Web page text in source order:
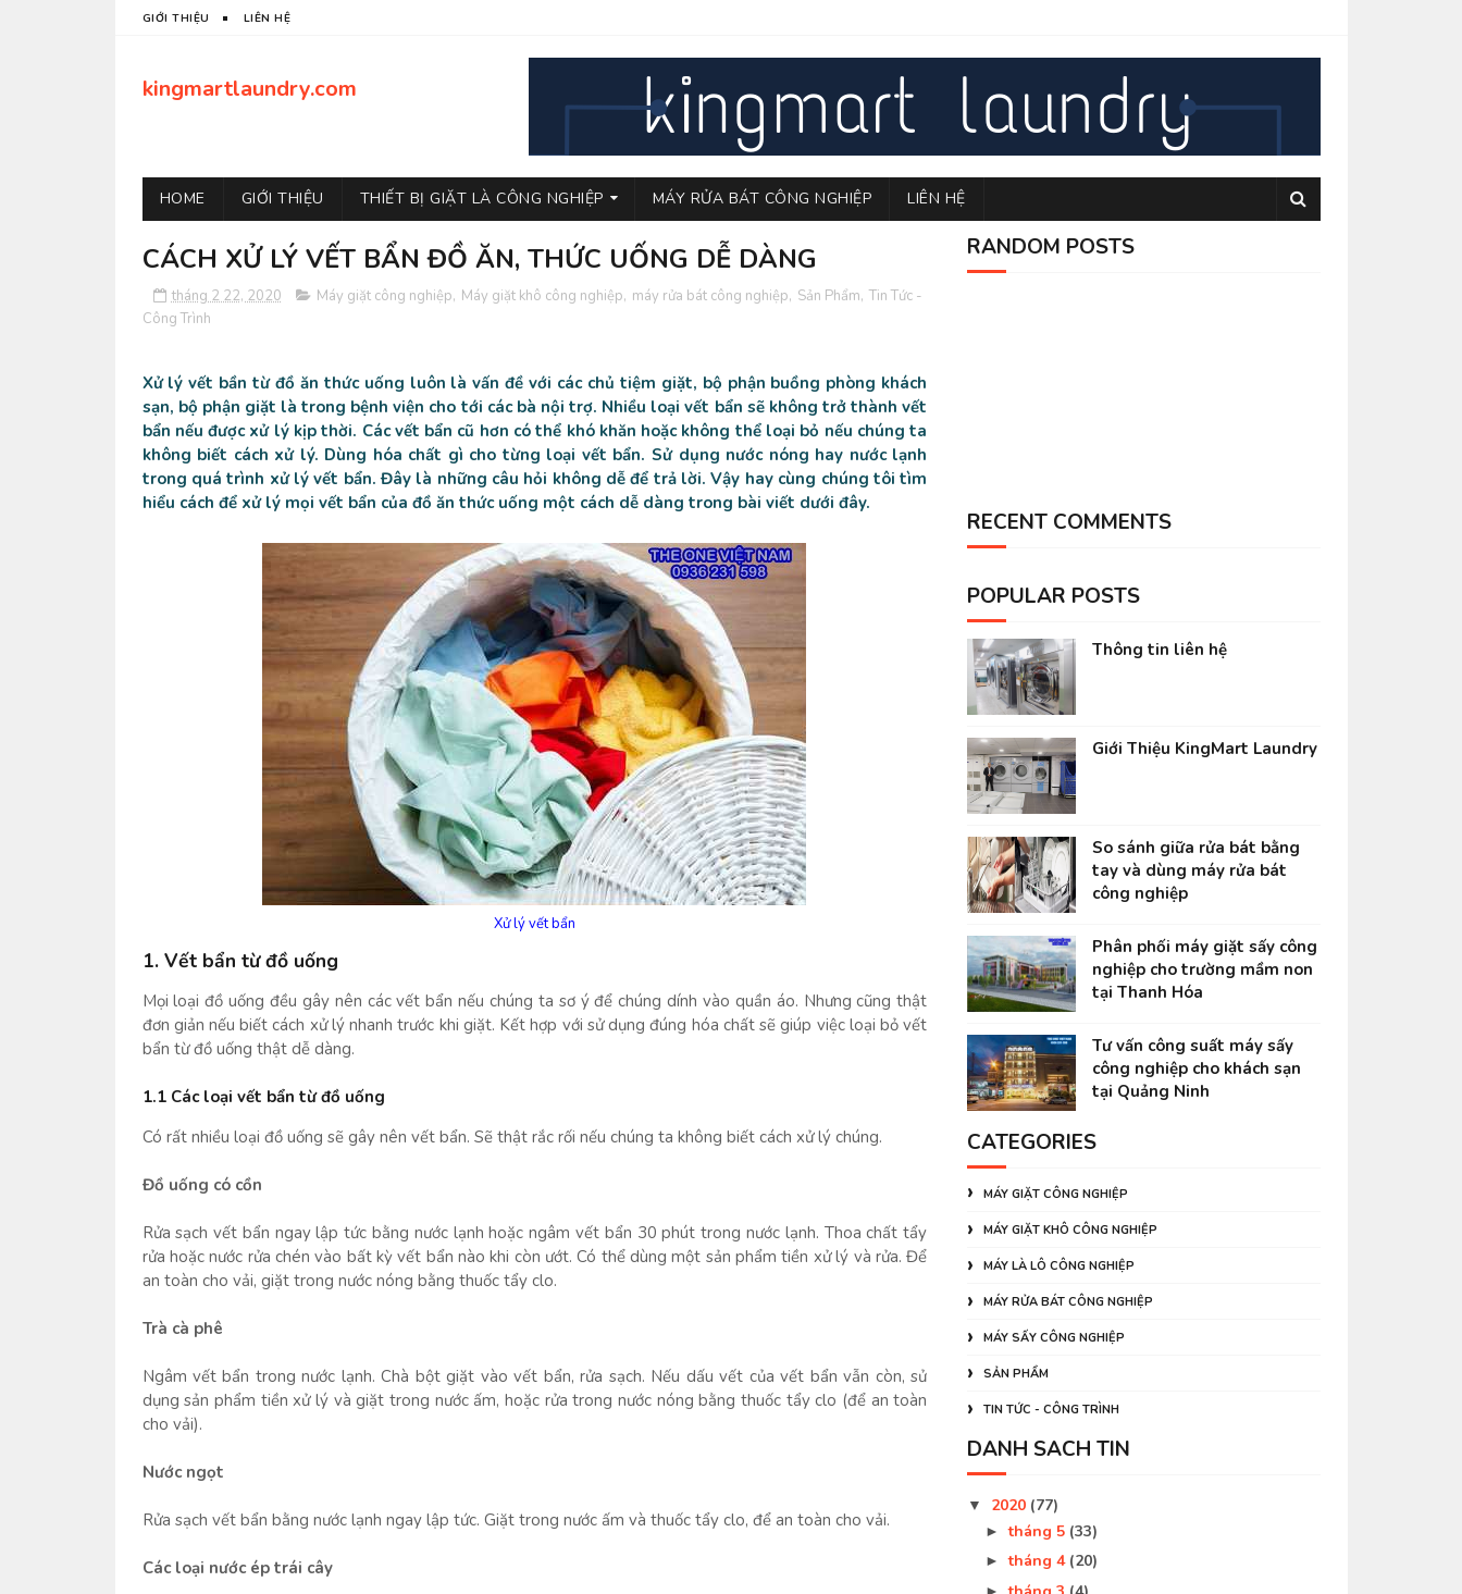
GIỚI THIỆU LIÊN HỆ
kingmartlaundry.com
HOME GIỚI THIỆU THIẾT BỊ GIẶT LÀ CÔNG NGHIỆP MÁY RỬA BÁT CÔNG NGHIỆP LIÊN HỆ
CÁCH XỬ LÝ VẾT BẨN ĐỒ ĂN, THỨC UỐNG DỄ DÀNG
tháng 2 22, 2020 Máy giặt công nghiệp, Máy giặt khô công nghiệp, máy rửa bát công nghiệp, Sản Phẩm, Tin Tức -
Công Trình
Xử lý vết bần từ đồ ăn thức uống luôn là vấn đề với các chủ tiệm giặt, bộ phận buồng phòng khách
sạn, bộ phận giặt là trong bệnh viện cho tới các bà nội trợ. Nhiều loại vết bẩn sẽ không trở thành vết
bẩn nếu được xử lý kịp thời. Các vết bẩn cũ hơn có thể khó khăn hoặc không thể loại bỏ nếu chúng ta
không biết cách xử lý. Dùng hóa chất gì cho từng loại vết bẩn. Sử dụng nước nóng hay nước lạnh
trong quá trình xử lý vết bẩn. Đây là những câu hỏi không dễ để trả lời. Vậy hay cùng chúng tôi tìm
hiểu cách để xử lý mọi vết bẩn của đồ ăn thức uống một cách dễ dàng trong bài viết dưới đây.
Xử lý vết bẩn
1. Vết bẩn từ đồ uống
Mọi loại đồ uống đều gây nên các vết bẩn nếu chúng ta sơ ý để chúng dính vào quần áo. Nhưng cũng thật
đơn giản nếu biết cách xử lý nhanh trước khi giặt. Kết hợp với sử dụng đúng hóa chất sẽ giúp việc loại bỏ vết
bẩn từ đồ uống thật dễ dàng.
1.1 Các loại vết bẩn từ đồ uống
Có rất nhiều loại đồ uống sẽ gây nên vết bẩn. Sẽ thật rắc rối nếu chúng ta không biết cách xử lý chúng.
Đồ uống có cồn
Rửa sạch vết bẩn ngay lập tức bằng nước lạnh hoặc ngâm vết bẩn 30 phút trong nước lạnh. Thoa chất tẩy
rửa hoặc nước rửa chén vào bất kỳ vết bẩn nào khi còn ướt. Có thể dùng một sản phẩm tiền xử lý và rửa. Để
an toàn cho vải, giặt trong nước nóng bằng thuốc tẩy clo.
Trà cà phê
Ngâm vết bẩn trong nước lạnh. Chà bột giặt vào vết bẩn, rửa sạch. Nếu dấu vết của vết bẩn vẫn còn, sử
dụng sản phẩm tiền xử lý và giặt trong nước ấm, hoặc rửa trong nước nóng bằng thuốc tẩy clo (để an toàn
cho vải).
Nước ngọt
Rửa sạch vết bẩn bằng nước lạnh ngay lập tức. Giặt trong nước ấm và thuốc tẩy clo, để an toàn cho vải.
Các loại nước ép trái cây
RANDOM POSTS
RECENT COMMENTS
POPULAR POSTS
Thông tin liên hệ
Giới Thiệu KingMart Laundry
So sánh giữa rửa bát bằng
tay và dùng máy rửa bát
công nghiệp
Phân phối máy giặt sấy công
nghiệp cho trường mầm non
tại Thanh Hóa
Tư vấn công suất máy sấy
công nghiệp cho khách sạn
tại Quảng Ninh
CATEGORIES
MÁY GIẶT CÔNG NGHIỆP
MÁY GIẶT KHÔ CÔNG NGHIỆP
MÁY LÀ LÔ CÔNG NGHIỆP
MÁY RỬA BÁT CÔNG NGHIỆP
MÁY SẤY CÔNG NGHIỆP
SẢN PHẨM
TIN TỨC - CÔNG TRÌNH
DANH SÁCH TIN
▼ 2020 (77)
►tháng 5 (33)
►tháng 4 (20)
►